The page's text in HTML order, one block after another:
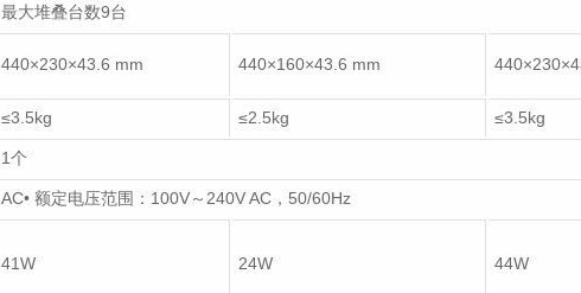
最大堆叠台数9台
440×230×43.6 mm 440×160×43.6 mm
≤3.5kg ≤2.5kg ≤3.5kg
1个
AC• 额定电压范围：100V～240V AC，50/60Hz
41W 24W 44W